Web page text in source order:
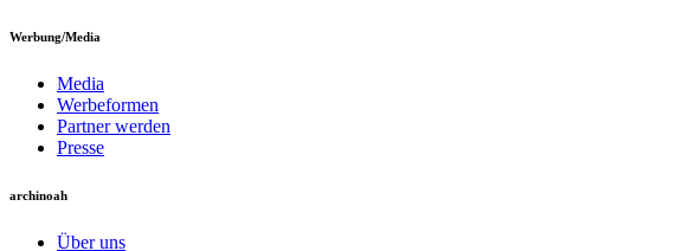
Werbung/Media
Media
Werbeformen
Partner werden
Presse
archinoah
Über uns